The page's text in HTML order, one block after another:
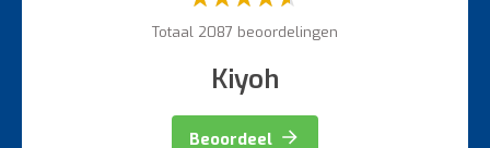
Totaal 2087 beoordelingen
Kiyoh
Beoordeel